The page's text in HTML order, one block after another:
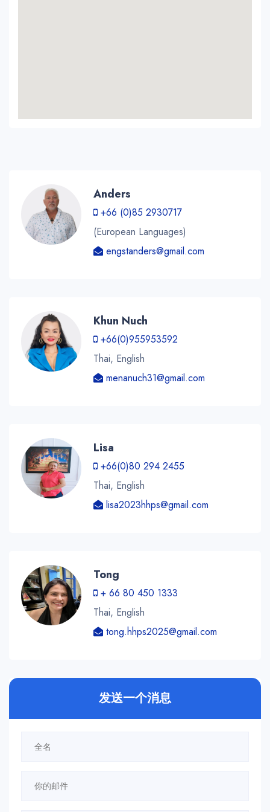
Anders
+66 (0)85 2930717
(European Languages)
engstanders@gmail.com
Khun Nuch
+66(0)955953592
Thai, English
menanuch31@gmail.com
Lisa
+66(0)80 294 2455
Thai, English
lisa2023hhps@gmail.com
Tong
+ 66 80 450 1333
Thai, English
tong.hhps2025@gmail.com
发送一个消息